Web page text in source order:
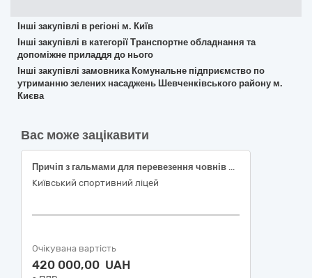
Інші закупівлі в регіоні м. Київ
Інші закупівлі в категорії Транспортне обладнання та
допоміжне приладдя до нього
Інші закупівлі замовника Комунальне підприємство по
утриманню зелених насаджень Шевченківського району м.
Києва
Вас може зацікавити
Причіп з гальмами для перевезення човнів для веслування академічного, згідно код ДК 021:2015:34220000-5 (Причепи, напівпричепи та пересувні контейнери)
Київський спортивний ліцей
Очікувана вартість
420 000,00 UAH